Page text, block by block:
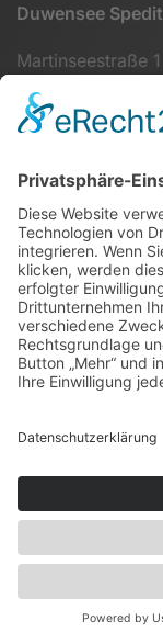
Duwensee
Martinseestraße 1
+49 (0) 6104
Spezialisten für:
Fernverkehr
Nahverkehr
UK-
Impressum
Duwensee